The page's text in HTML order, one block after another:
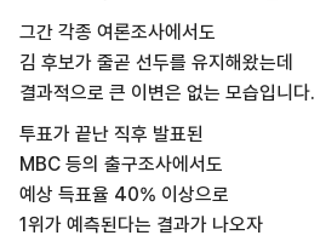
그간 각종 여론조사에서도
김 후보가 줄곧 선두를 유지해왔는데
결과적으로 큰 이변은 없는 모습입니다.
투표가 끝난 직후 발표된
MBC 등의 출구조사에서도
예상 득표율 40% 이상으로
1위가 예측된다는 결과가 나오자